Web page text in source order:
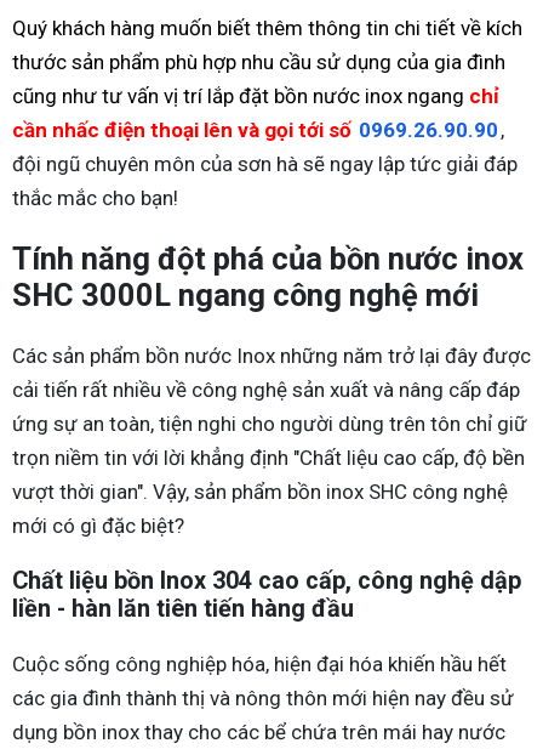
Quý khách hàng muốn biết thêm thông tin chi tiết về kích
thước sản phẩm phù hợp nhu cầu sử dụng của gia đình
cũng như tư vấn vị trí lắp đặt bồn nước inox ngang chỉ
cần nhấc điện thoại lên và gọi tới số 0969.26.90.90 ,
đội ngũ chuyên môn của sơn hà sẽ ngay lập tức giải đáp
thắc mắc cho bạn!
Tính năng đột phá của bồn nước inox
SHC 3000L ngang công nghệ mới
Các sản phẩm bồn nước Inox những năm trở lại đây được
cải tiến rất nhiều về công nghệ sản xuất và nâng cấp đáp
ứng sự an toàn, tiện nghi cho người dùng trên tôn chỉ giữ
trọn niềm tin với lời khẳng định "Chất liệu cao cấp, độ bền
vượt thời gian". Vậy, sản phẩm bồn inox SHC công nghệ
mới có gì đặc biệt?
Chất liệu bồn Inox 304 cao cấp, công nghệ dập
liền - hàn lăn tiên tiến hàng đầu
Cuộc sống công nghiệp hóa, hiện đại hóa khiến hầu hết
các gia đình thành thị và nông thôn mới hiện nay đều sử
dụng bồn inox thay cho các bể chứa trên mái hay nước